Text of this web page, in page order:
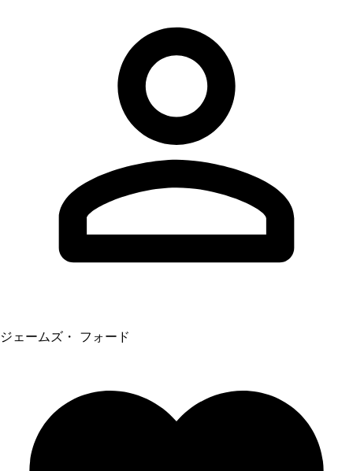
ジェームズ・ フォード